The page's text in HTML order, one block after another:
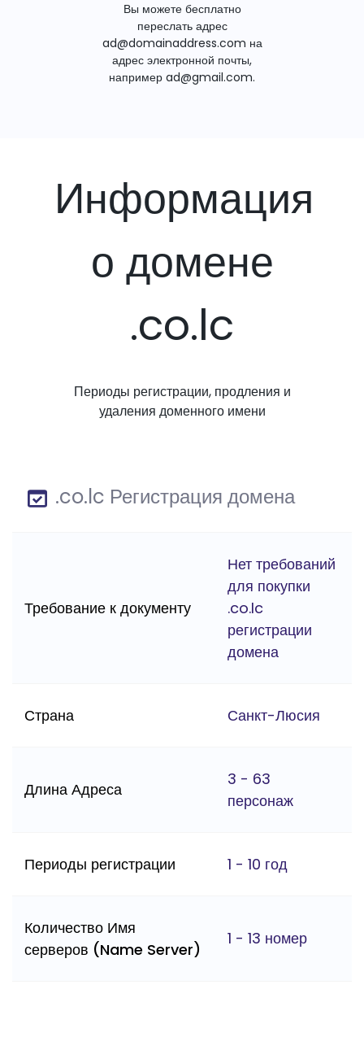
Вы можете бесплатно
переслать адрес
ad@domainaddress.com на
адрес электронной почты,
например ad@gmail.com.
Информация
о домене
.co.lc
Периоды регистрации, продления и
удаления доменного имени
.co.lc Регистрация домена
Требование к документу
Нет требований
для покупки
.co.lc
регистрации
домена
Страна Санкт-Люсия
Длина Адреса
3 - 63
персонаж
Периоды регистрации 1 - 10 год
Количество Имя
серверов (Name Server)
1 - 13 номер